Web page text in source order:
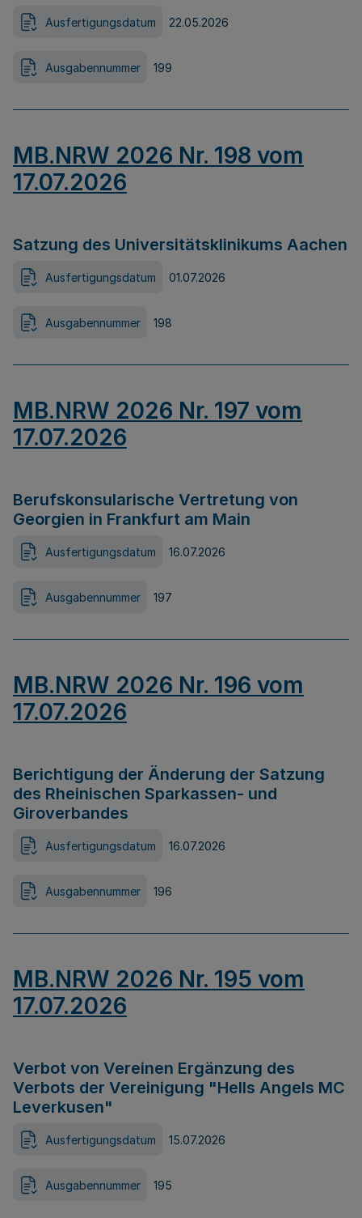
Ausfertigungsdatum 22.05.2026
Ausgabennummer 199
MB.NRW 2026 Nr. 198 vom
17.07.2026
Satzung des Universitätsklinikums Aachen
Ausfertigungsdatum 01.07.2026
Ausgabennummer 198
MB.NRW 2026 Nr. 197 vom
17.07.2026
Berufskonsularische Vertretung von
Georgien in Frankfurt am Main
Ausfertigungsdatum 16.07.2026
Ausgabennummer 197
MB.NRW 2026 Nr. 196 vom
17.07.2026
Berichtigung der Änderung der Satzung
des Rheinischen Sparkassen- und
Giroverbandes
Ausfertigungsdatum 16.07.2026
Ausgabennummer 196
MB.NRW 2026 Nr. 195 vom
17.07.2026
Verbot von Vereinen Ergänzung des
Verbots der Vereinigung "Hells Angels MC
Leverkusen"
Ausfertigungsdatum 15.07.2026
Ausgabennummer 195